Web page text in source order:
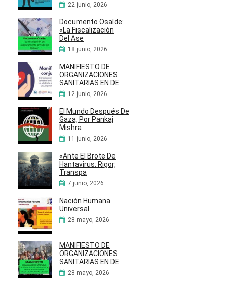
22 junio, 2026
Documento Osalde:
«La Fiscalización
Del Ase
18 junio, 2026
MANIFIESTO DE
ORGANIZACIONES
SANITARIAS EN DE
12 junio, 2026
El Mundo Después De
Gaza, Por Pankaj
Mishra
11 junio, 2026
«Ante El Brote De
Hantavirus: Rigor,
Transpa
7 junio, 2026
Nación Humana
Universal
28 mayo, 2026
MANIFIESTO DE
ORGANIZACIONES
SANITARIAS EN DE
28 mayo, 2026